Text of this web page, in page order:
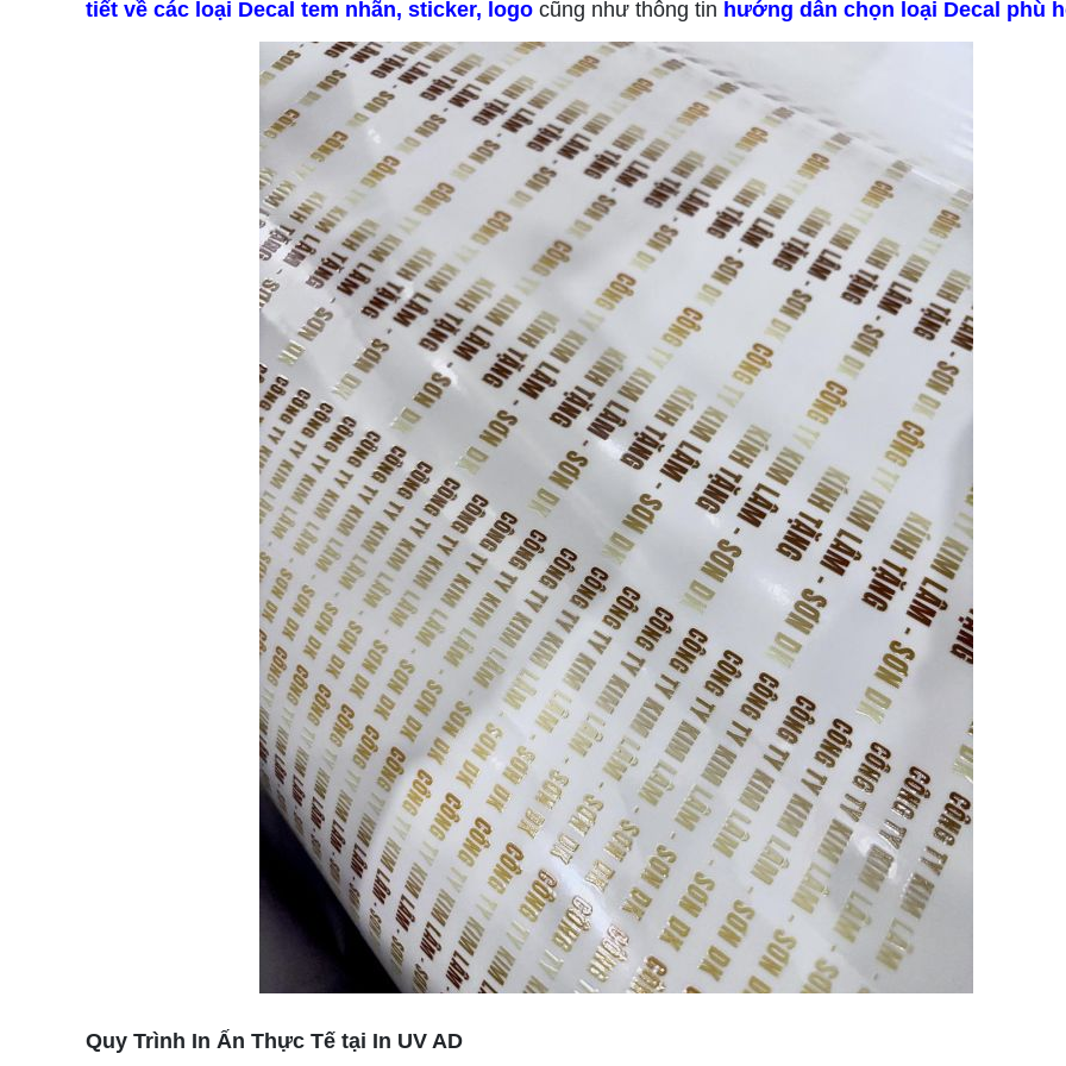
tiết về các loại Decal tem nhãn, sticker, logo cũng như thông tin hướng dẫn chọn loại Decal phù
Quy Trình In Ấn Thực Tế tại In UV AD